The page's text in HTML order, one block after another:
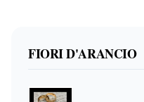
FIORI D'ARANCIO